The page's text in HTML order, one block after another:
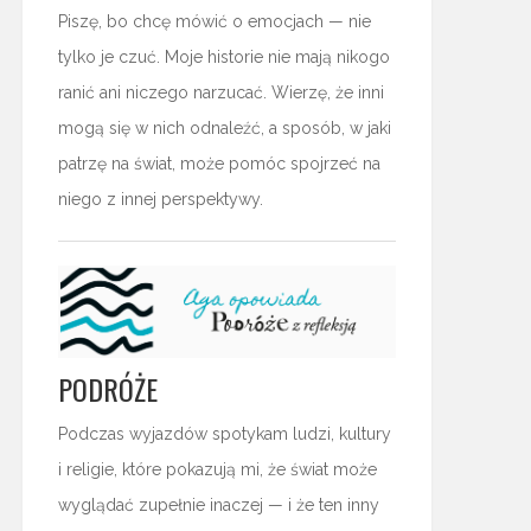
Piszę, bo chcę mówić o emocjach — nie
tylko je czuć. Moje historie nie mają nikogo
ranić ani niczego narzucać. Wierzę, że inni
mogą się w nich odnaleźć, a sposób, w jaki
patrzę na świat, może pomóc spojrzeć na
niego z innej perspektywy.
PODRÓŻE
Podczas wyjazdów spotykam ludzi, kultury
i religie, które pokazują mi, że świat może
wyglądać zupełnie inaczej — i że ten inny